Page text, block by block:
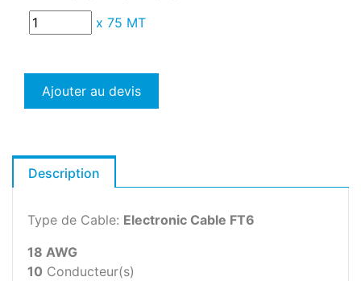
x 75 MT
Ajouter au devis
Description
Type de Cable: Electronic Cable FT6
18 AWG
10 Conducteur(s)